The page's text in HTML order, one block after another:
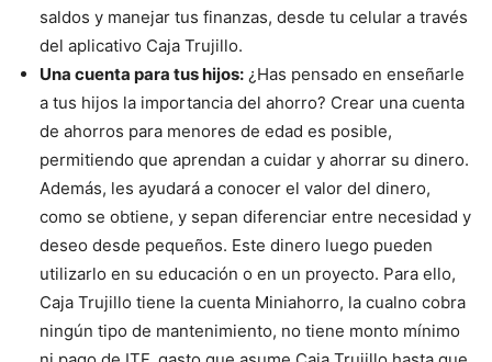
saldos y manejar tus finanzas, desde tu celular a través
del aplicativo Caja Trujillo.
Una cuenta para tus hijos: ¿Has pensado en enseñarle
a tus hijos la importancia del ahorro? Crear una cuenta
de ahorros para menores de edad es posible,
permitiendo que aprendan a cuidar y ahorrar su dinero.
Además, les ayudará a conocer el valor del dinero,
como se obtiene, y sepan diferenciar entre necesidad y
deseo desde pequeños. Este dinero luego pueden
utilizarlo en su educación o en un proyecto. Para ello,
Caja Trujillo tiene la cuenta Miniahorro, la cualno cobra
ningún tipo de mantenimiento, no tiene monto mínimo